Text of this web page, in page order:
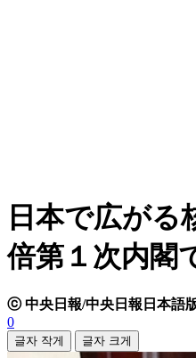
日本で広が
倍第１次内閣
ⓒ 中央日報/中央日報日本語
0
글자 작게 글자 크게